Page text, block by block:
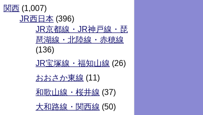
関西 (1,007)
JR西日本 (396)
JR京都線・JR神戸線・琵
琶湖線・北陸線・赤穂線
(136)
JR宝塚線・福知山線 (26)
おおさか東線 (11)
和歌山線・桜井線 (37)
大和路線・関西線 (50)